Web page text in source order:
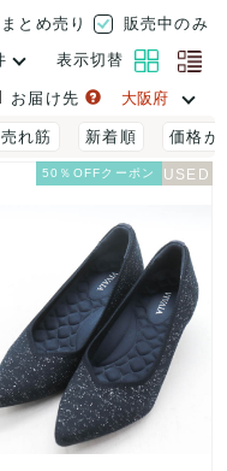
まとめ売り
販売中のみ
表示切替
お届け先
売れ筋 新着順 価格が
50％OFFクーポン